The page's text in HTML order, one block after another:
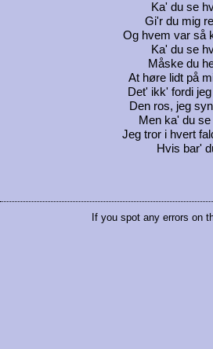
Ka' du se
Gi'r du mig
Og hvem var så
Ka' du se
Måske du
At høre lidt på
Det' ikk' fordi
Den ros, jeg
Men ka' du
Jeg tror i hvert
Hvis bar'
If you spot any errors on